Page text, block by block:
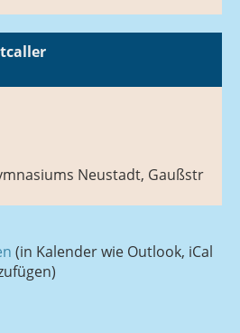
Neustadt, Gaußstraße
(in Kalender wie Outlook, iCal